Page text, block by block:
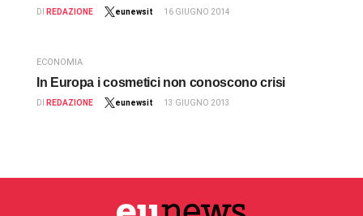
DI REDAZIONE eunewsit 16 GIUGNO 2014
ECONOMIA
In Europa i cosmetici non conoscono crisi
DI REDAZIONE eunewsit 13 GIUGNO 2013